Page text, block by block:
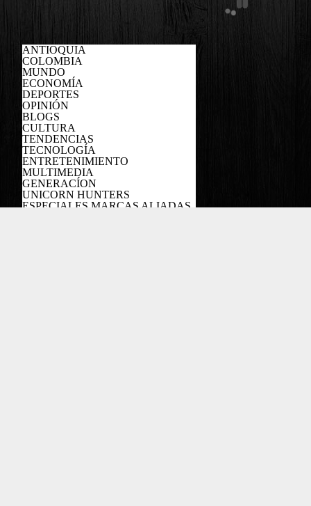
ANTIOQUIA
COLOMBIA
MUNDO
ECONOMÍA
DEPORTES
OPINIÓN
BLOGS
CULTURA
TENDENCIAS
TECNOLOGÍA
ENTRETENIMIENTO
MULTIMEDIA
GENERACÍON
UNICORN HUNTERS
ESPECIALES MARCAS ALIADAS